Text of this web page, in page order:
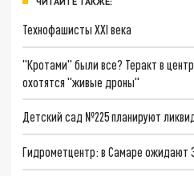
Технофашисты XXI века
"Кротами" были все? Теракт в
охотятся "живые дроны"
Детский сад №225 планируют
Гидрометцентр: в Самаре ожидают